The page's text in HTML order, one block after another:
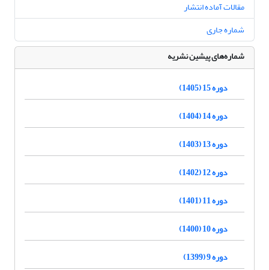
مقالات آماده انتشار
شماره جاری
شماره‌های پیشین نشریه
دوره 15 (1405)
دوره 14 (1404)
دوره 13 (1403)
دوره 12 (1402)
دوره 11 (1401)
دوره 10 (1400)
دوره 9 (1399)